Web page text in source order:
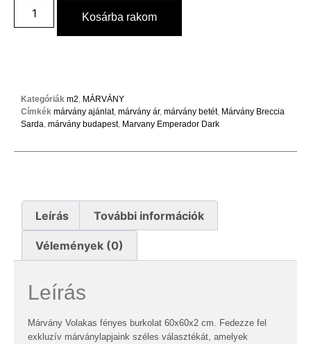
Kosárba rakom
Kategóriák m2 MÁRVÁNY
Címkék márvány ajánlat, márvány ár, márvány betét, Márvány Breccia
Sarda márvány budapest, Marvany Emperador Dark
Leírás További információk
Vélemények (0)
Leírás
Márvány Volakas fényes burkolat 60x60x2 cm. Fedezze fel
exkluzív márványlapjaink széles választékát, amelyek